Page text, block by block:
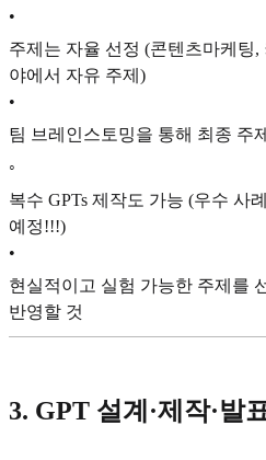
•
주제는 자율 선정 (콘텐츠마케팅,
야에서 자유 주제)
•
팀 브레인스토밍을 통해 최종 주
◦
복수 GPTs 제작도 가능 (우수 사
예정!!!)
•
현실적이고 실험 가능한 주제를
반영할 것
3. GPT 설계·제작·발